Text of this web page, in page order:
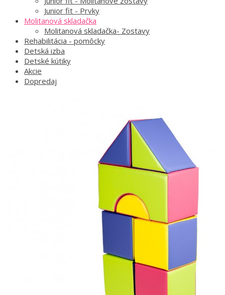
Junior fit - Prvky
Molitanová skladačka
Molitanová skladačka- Zostavy
Rehabilitácia - pomôcky
Detská izba
Detské kútiky
Akcie
Dopredaj